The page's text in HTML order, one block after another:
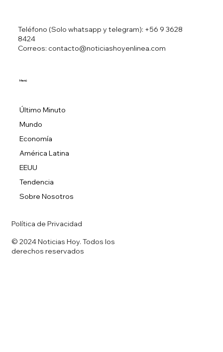
Teléfono (Solo whatsapp y telegram): +56 9 3628
8424
Correos: contacto@noticiashoyenlinea.com
Último Minuto
Mundo
Economía
América Latina
EEUU
Tendencia
Sobre Nosotros
Menú
Política de Privacidad
© 2024 Noticias Hoy. Todos los
derechos reservados